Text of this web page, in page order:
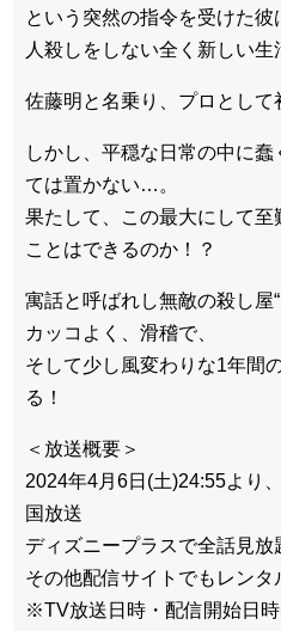
という突然の指令を受けた彼
⼈殺しをしない全く新しい⽣
佐藤明と名乗り、プロとして
しかし、平穏な⽇常の中に
ては置かない…。
果たして、この最⼤にして
ことはできるのか！？
寓話と呼ばれし無敵の殺し屋“
カッコよく、滑稽で、
そして少し⾵変わりな1年間
る！
＜放送概要＞
2024年4月6日(土)24:55より
国放送
ディズニープラスで全話見
その他配信サイトでもレンタ
※TV放送日時・配信開始日